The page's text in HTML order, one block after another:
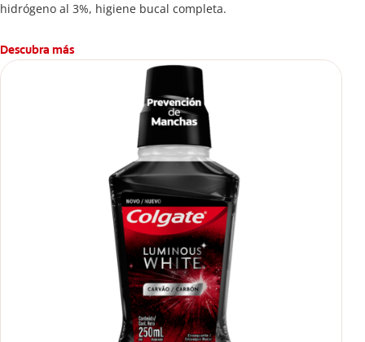
hidrógeno al 3%, higiene bucal completa.
Descubra más